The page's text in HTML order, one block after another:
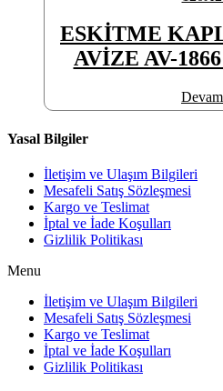
ESKİTME
AVİZE AV-
Yasal Bilgiler
İletişim ve Ulaşım Bilgileri
Mesafeli Satış Sözleşmesi
Kargo ve Teslimat
İptal ve İade Koşulları
Gizlilik Politikası
Menu
İletişim ve Ulaşım Bilgileri
Mesafeli Satış Sözleşmesi
Kargo ve Teslimat
İptal ve İade Koşulları
Gizlilik Politikası